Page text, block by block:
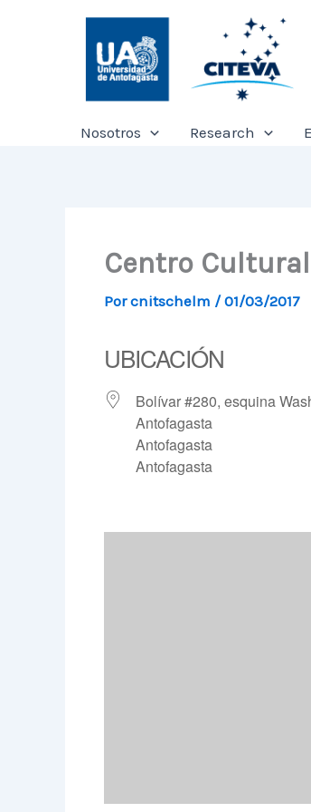
Nosotros Research
Centro
Porcnitschelm /01/03/2017
UBICACIÓN
Bolívar #280, esquina
Antofagasta
Antofagasta
Antofagasta